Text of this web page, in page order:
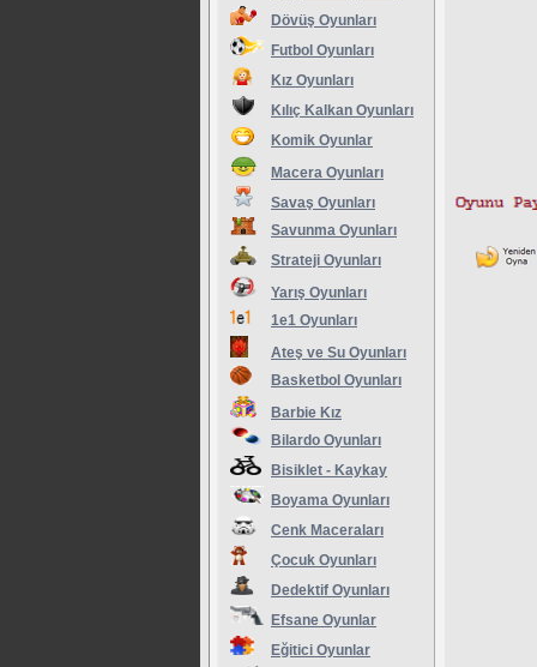
Dövüş Oyunları
Futbol Oyunları
Kız Oyunları
Kılıç Kalkan Oyunları
Komik Oyunlar
Macera Oyunları
Savaş Oyunları
Savunma Oyunları
Strateji Oyunları
Yarış Oyunları
1e1 Oyunları
Ateş ve Su Oyunları
Basketbol Oyunları
Barbie Kız
Bilardo Oyunları
Bisiklet - Kaykay
Boyama Oyunları
Cenk Maceraları
Çocuk Oyunları
Dedektif Oyunları
Efsane Oyunlar
Eğitici Oyunlar